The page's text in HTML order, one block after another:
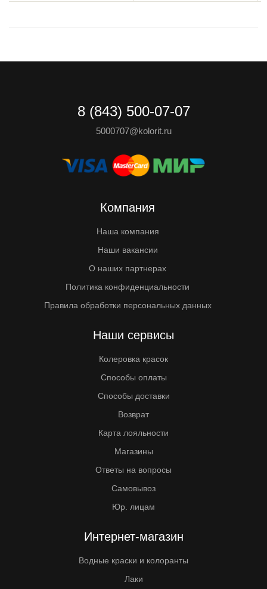
8 (843) 500-07-07
5000707@kolorit.ru
Компания
Наша компания
Наши вакансии
О наших партнерах
Политика конфиденциальности
Правила обработки персональных данных
Наши сервисы
Колеровка красок
Способы оплаты
Способы доставки
Возврат
Карта лояльности
Магазины
Ответы на вопросы
Самовывоз
Юр. лицам
Интернет-магазин
Водные краски и колоранты
Лаки